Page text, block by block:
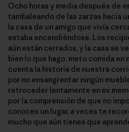
Ocho horas y media después de
tambaleando de las zarzas hacia
la casa de un amigo que vivía
estaba encendiéndose. Los
aún están cerrados, y la casa se
bien lo que hago, meto comida en
cuenta la historia de nuestra
por no ensangrentar ningún
retroceder lentamente en mi
por la comprensión de que no
conoces un lugar, a veces te
mucho que aún tienes que